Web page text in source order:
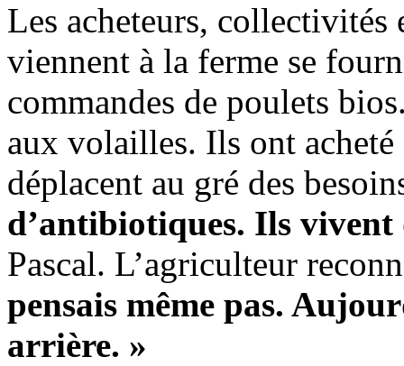
Les acheteurs,
viennent à la ferme se
commandes de poulets
aux volailles. Ils ont
déplacent au gré des
d’antibiotiques. Ils vivent
Pascal. L’agriculteur
pensais même pas.
arrière. »